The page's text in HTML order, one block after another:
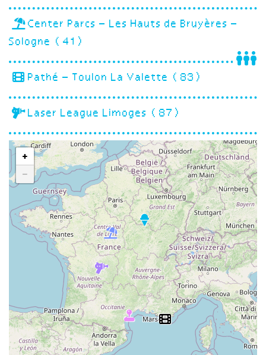
Center Parcs – Les Hauts de Bruyères –
Sologne (41)
Pathé – Toulon La Valette (83)
Laser League Limoges (87)
+
−